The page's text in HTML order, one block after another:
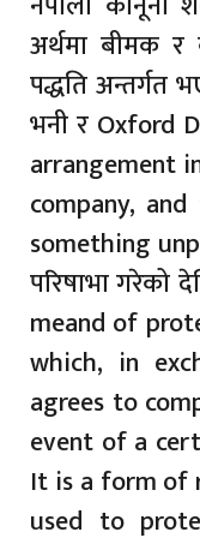
अर्थमा बीमक र
पद्धति अन्तर्गत
भनी र Oxford
arrangement
company,
something
परिषाभा गरेको
meand of
which, in
agrees to
event of a
It is a form of
used to